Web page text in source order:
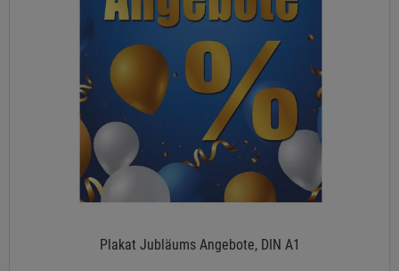
Plakat Jubläums Angebote, DIN A1